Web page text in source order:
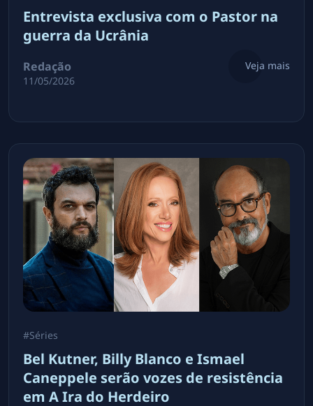
Entrevista exclusiva com o Pastor na
guerra da Ucrânia
Redação
11/05/2026
Veja mais
#Séries
Bel Kutner, Billy Blanco e Ismael
Caneppele serão vozes de resistência
em A Ira do Herdeiro